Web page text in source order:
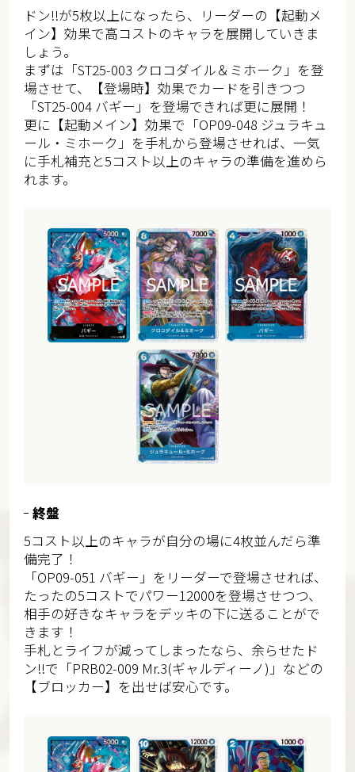
ドン!!が5枚以上になったら、リーダーの【起動メ
イン】効果で高コストのキャラを展開していきま
しょう。
まずは「ST25-003 クロコダイル＆ミホーク」を登
場させて、【登場時】効果でカードを引きつつ
「ST25-004 バギー」を登場できれば更に展開！
更に【起動メイン】効果で「OP09-048 ジュラキュ
ール・ミホーク」を手札から登場させれば、一気
に手札補充と5コスト以上のキャラの準備を進めら
れます。
終盤
5コスト以上のキャラが自分の場に4枚並んだら準
備完了！
「OP09-051 バギー」をリーダーで登場させれば、
たったの5コストでパワー12000を登場させつつ、
相手の好きなキャラをデッキの下に送ることがで
きます！
手札とライフが減ってしまったなら、余らせたド
ン!!で「PRB02-009 Mr.3(ギャルディーノ)」などの
【ブロッカー】を出せば安心です。